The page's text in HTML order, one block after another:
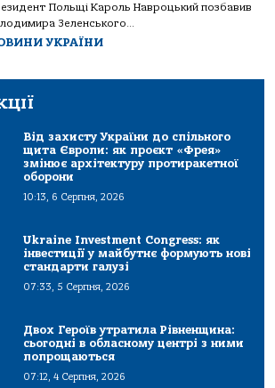
Польщі Кароль Навроцький позбавив
Зеленського...
УКРАЇНИ
Від захисту України до спільного
щита Європи: як проєкт «Фрея»
змінює архітектуру протиракетної
оборони
10:13, 6 Серпня, 2026
Ukraine Investment Congress: як
інвестиції у майбутнє формують нові
стандарти галузі
07:33, 5 Серпня, 2026
Двох Героїв утратила Рівненщина:
сьогодні в обласному центрі з ними
попрощаються
07:12, 4 Серпня, 2026